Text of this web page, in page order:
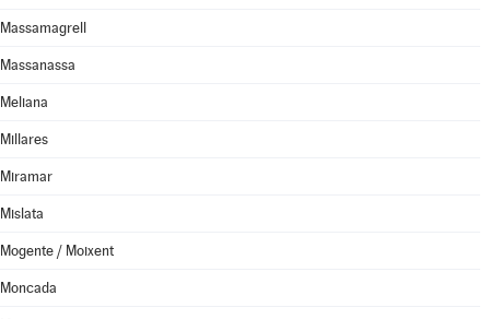
Massamagrell
Massanassa
Meliana
Millares
Miramar
Mislata
Mogente / Moixent
Moncada